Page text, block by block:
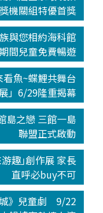
機關組特優首獎
與您相約海科館
間兒童免費暢遊
看魚~蝶鯉共舞台
」6/29隆重揭幕
島之戀 三館一島
聯盟正式啟動
趣｣創作展 家長
直呼必buy不可
城》兒童劇 9/22